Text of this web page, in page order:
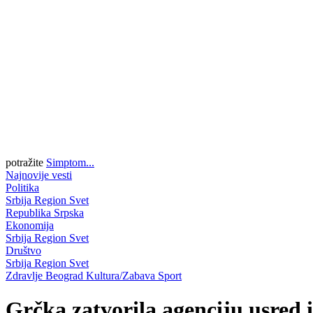
potražite Simptom...
Najnovije vesti
Politika
Srbija Region Svet
Republika Srpska
Ekonomija
Srbija Region Svet
Društvo
Srbija Region Svet
Zdravlje Beograd Kultura/Zabava Sport